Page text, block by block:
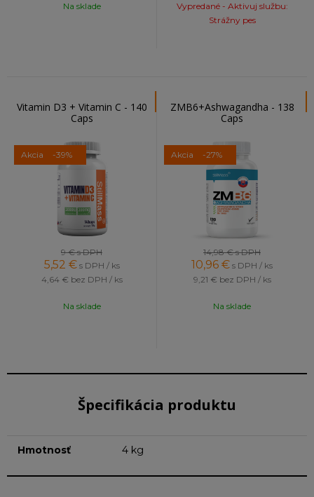
Na sklade
Vypredané - Aktivuj službu:
Strážny pes
Vitamin D3 + Vitamin C - 140
Caps
Akcia -39%
9 €s DPH
5,52 € s DPH / ks
4,64 € bez DPH / ks
Na sklade
ZMB6+Ashwagandha - 138
Caps
Akcia -27%
14,98 €s DPH
10,96 € s DPH / ks
9,21 € bez DPH / ks
Na sklade
Špecifikácia produktu
Hmotnosť 4 kg